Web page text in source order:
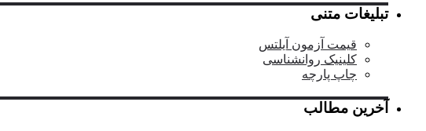
تبلیغات متنی
قیمت آزمون آیلتس
کلینیک روانشناسی
چاپ پارچه
آخرین مطالب